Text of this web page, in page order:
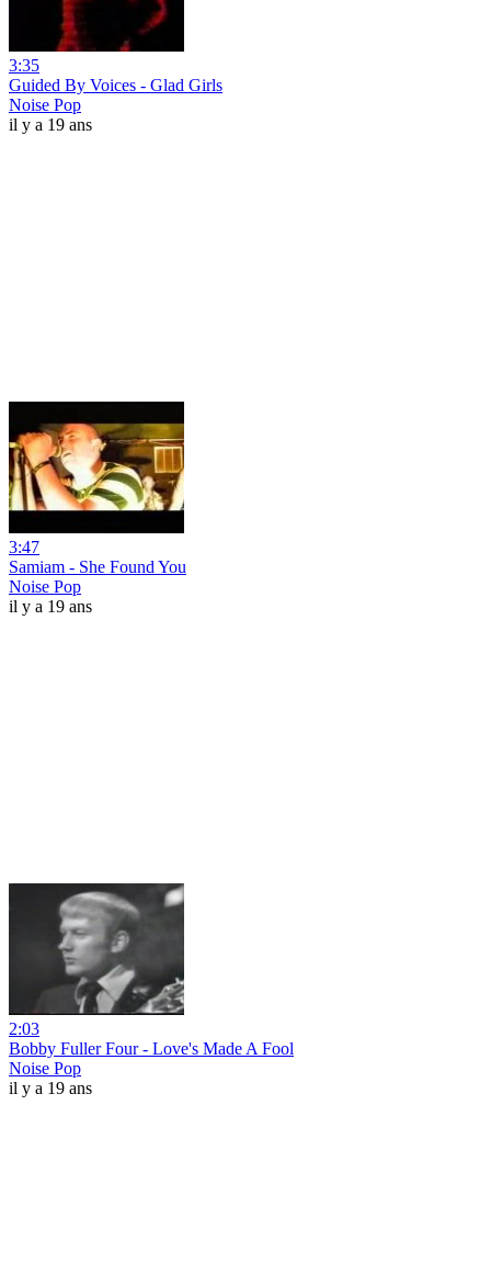
3:35
Guided By Voices - Glad Girls
Noise Pop
il y a 19 ans
3:47
Samiam - She Found You
Noise Pop
il y a 19 ans
2:03
Bobby Fuller Four - Love's Made A Fool
Noise Pop
il y a 19 ans